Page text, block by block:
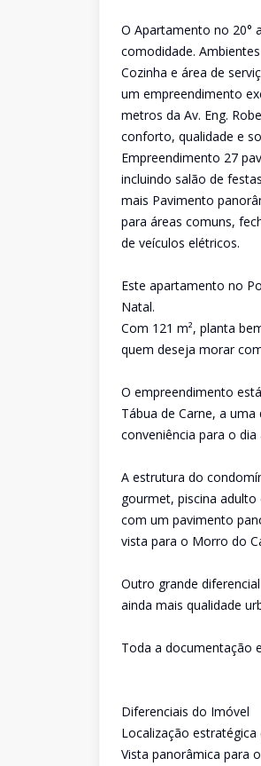
O Apartamento no 20°
comodidade.
Cozinha e área de
um empreendimento
metros da Av. Eng.
conforto, qualidade e
Empreendimento 27
incluindo salão de
mais Pavimento
para áreas comuns,
de veículos elétricos.
Este apartamento no
Natal.
Com 121 m², planta
quem deseja morar
O empreendimento
Tábua de Carne, a
conveniência para o dia
A estrutura do
gourmet, piscina
com um pavimento
vista para o Morro do
Outro grande
ainda mais qualidade
Toda a documentação
Diferenciais do Imóvel
Localização
Vista panorâmica para